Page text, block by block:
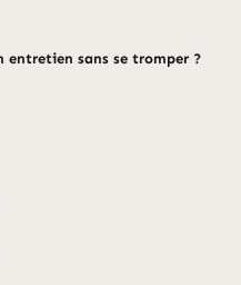
entretien sans se tromper ?